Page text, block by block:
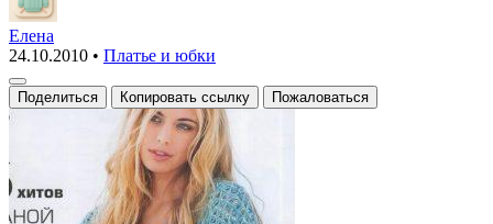
Голубая
туника
спицами
Елена
24.10.2010 • Платье и юбки
Поделиться Копировать ссылку Пожаловаться